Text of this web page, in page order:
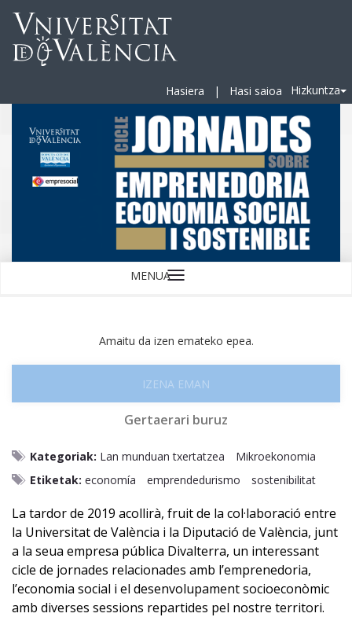
Hasiera | Hasi saioa Hizkuntza
MENUA Hizkuntza
Amaitu da izen emateko epea.
IZENA EMAN
Gertaerari buruz
Kategoriak: Lan munduan txertatzea
Mikroekonomia
Etiketak: economía emprendedurismo sostenibilitat
La tardor de 2019 acollirà, fruit de la col·laboració entre
la Universitat de València i la Diputació de València, junt
a la seua empresa pública Divalterra, un interessant
cicle de jornades relacionades amb l’emprenedoria,
l’economia social i el desenvolupament socioeconòmic
amb diverses sessions repartides pel nostre territori.